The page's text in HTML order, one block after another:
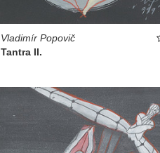
Vladimír Popovič
Tantra II.